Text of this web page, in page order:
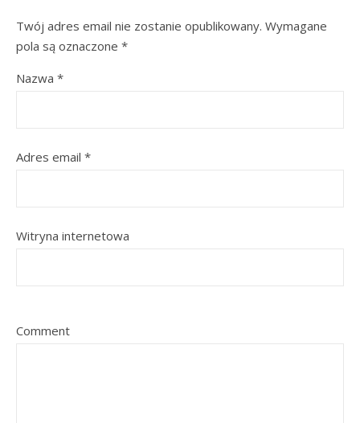
Twój adres email nie zostanie opublikowany. Wymagane
pola są oznaczone *
Nazwa *
Adres email *
Witryna internetowa
Comment